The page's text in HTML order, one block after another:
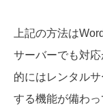
上記の方法は
サーバーでも対
的にはレンタル
する機能が備わ